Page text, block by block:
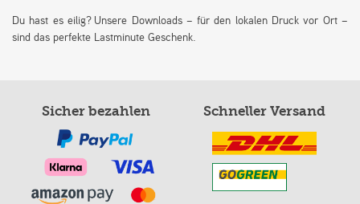
Du hast es eilig? Unsere Downloads – für den lokalen Druck vor Ort –
sind das perfekte Lastminute Geschenk.
Sicher bezahlen Schneller Versand